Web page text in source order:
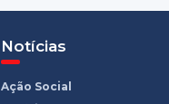
Notícias
Ação Social